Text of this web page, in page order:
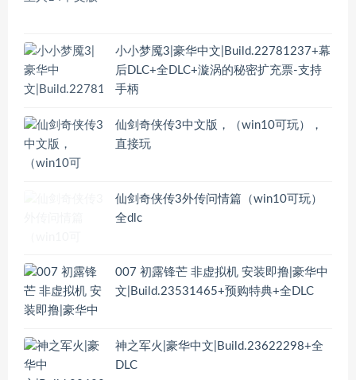
小小梦魇3|豪华中文|Build.22781237+幕
后DLC+全DLC+漩涡的秘密扩充票-支持
手柄
仙剑奇侠传3中文版，（win10可玩），
直接玩
仙剑奇侠传3外传问情篇（win10可玩）
全dlc
007 初露锋芒 非虚拟机 安装即撸|豪华中
文|Build.23531465+预购特典+全DLC
神之军火|豪华中文|Build.23622298+全
DLC